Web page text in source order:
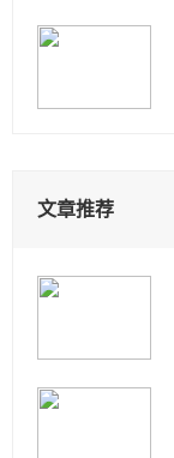
文章推荐